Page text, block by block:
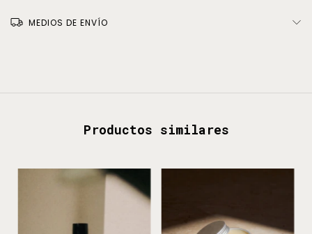
MEDIOS DE ENVÍO
Productos similares